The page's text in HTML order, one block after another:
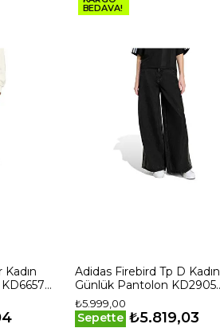
BEDAVA!
Adidas Firebird Tp D Kadın
Günlük Pantolon KD2905
Siyah
₺5.999,00
Sepette ₺5.819,03